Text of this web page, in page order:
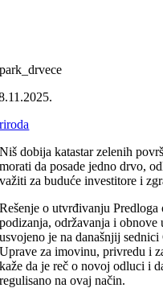
park_drvece
Niš dobija katastar zelenih
morati da posade jedno drvo,
važiti za buduće investitore i
Rešenje o utvrđivanju
podizanja, održavanja i
usvojeno je na današnjij
Uprave za imovinu, privredu i
kaže da je reč o novoj odluci i
regulisano na ovaj način.